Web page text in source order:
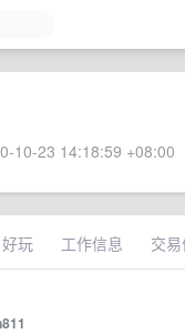
10-23 14:18:59 +08:00
好玩 工作信息 交